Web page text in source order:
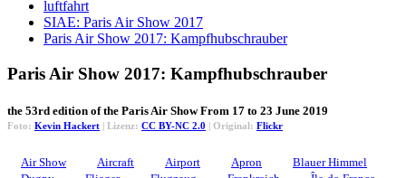
luftfahrt
SIAE: Paris Air Show 2017
Paris Air Show 2017: Kampfhubschrauber
Paris Air Show 2017: Kampfhubschrauber
the 53rd edition of the Paris Air Show From 17 to 23 June 2019
Foto: Kevin Hackert | Lizenz: CC BY-NC 2.0 | Original: Flickr
Air Show Aircraft Airport Apron
Blauer Himmel